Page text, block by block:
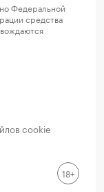
Федеральной
средства
cookie
18+